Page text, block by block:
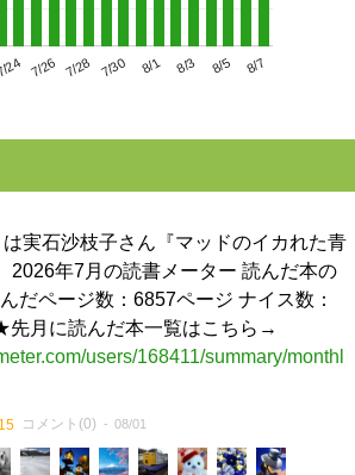
24 7/26 7/28 7/30 8/1 8/3 8/5 8/7
実石沙枝子さん『マッドのイカれた青
2026年7月の読書メーター 読んだ本の
だページ数：6857ページ ナイス数：
先月に読んだ本一覧はこちら→
users/168411/summary/monthl
コメント(0) 08/01